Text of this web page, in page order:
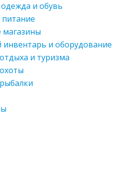
и обувь
и оборудование
и туризма